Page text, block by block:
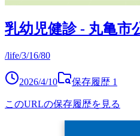
乳幼児健診 - 丸亀市
/life/3/16/80
2026/4/10 保存履歴 1
このURLの保存履歴を見る